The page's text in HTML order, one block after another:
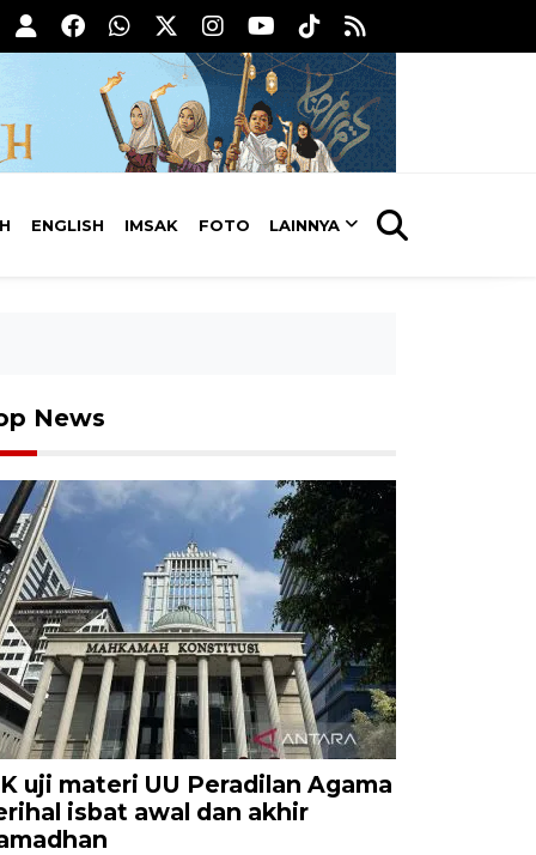
ENGLISH IMSAK FOTO LAINNYA
News
uji materi UU Peradilan Agama
isbat awal dan akhir